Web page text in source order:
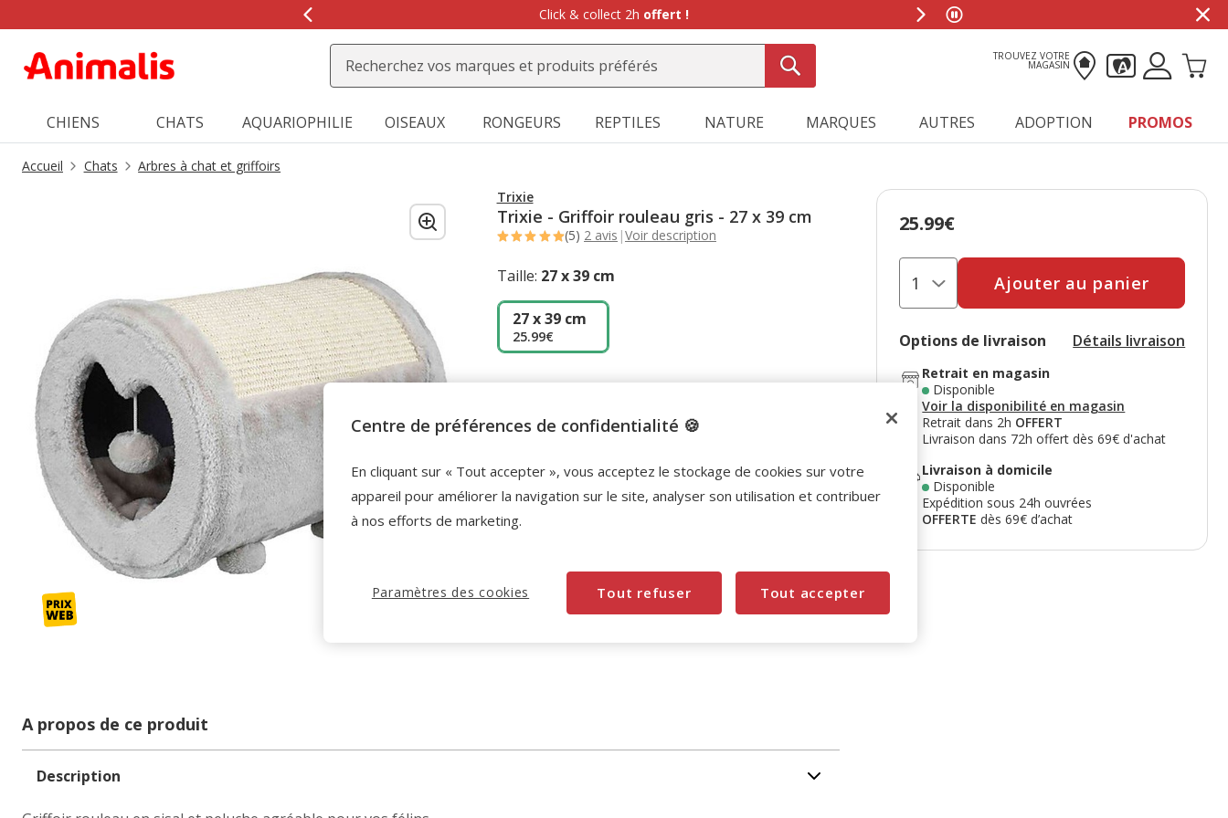
de
message,
Click & collect 2h offert !
TROUVEZ VOTRE
MAGASIN
CHIENS CHATS AQUARIOPHILIE OISEAUX RONGEURS REPTILES NATURE MARQUES AUTRES ADOPTION PROMOS
Accueil Chats
Arbres à chat et griffoirs
Trixie
Trixie - Griffoir rouleau gris - 27 x 39 cm
(5) 2 avis |Voir description
Taille: 27 x 39 cm
27 x 39 cm
25.99€
Carte Animalis. Offre non cumulable aux autres
promotions en cours.
Voir conditions
Code:
Copier
Prix 25.99€
25.99€
Ajouter au panier
Options de livraison Détails livraison
Retrait en magasin
Disponible
Voir la disponibilité en magasin
Retrait dans 2h OFFERT
Livraison dans 72h offert dès 69€ d'achat
Livraison à domicile
Disponible
Expédition sous 24h ouvrées
OFFERTEdès 69€ d’achat
A propos de ce produit
Description
Centre de préférences de confidentialité 🍪
En cliquant sur « Tout accepter », vous acceptez le stockage de cookies sur votre
appareil pour améliorer la navigation sur le site, analyser son utilisation et contribuer
à nos efforts de marketing.
Tout refuser Tout accepter
Paramètres des cookies